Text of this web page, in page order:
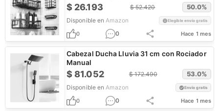
$ 26.193 $52.420 50.0%
Disponible en Amazon Elegible envío gratis
0 0 Hace 1 mes
Cabezal Ducha Lluvia 31 cm con Rociador
Manual
$81.052 $172.490 53.0%
Disponible en Amazon Envío gratis
0 0 Hace 1 mes